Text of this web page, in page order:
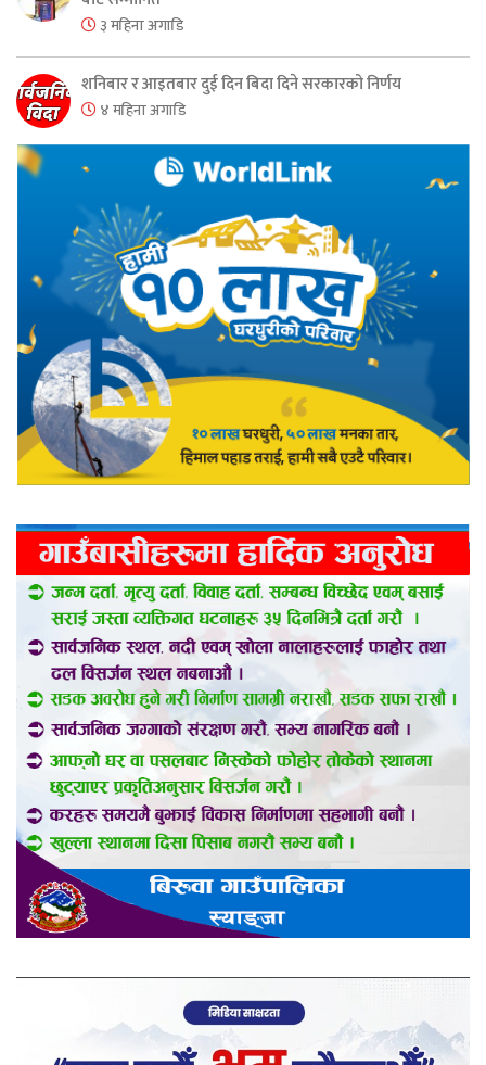
३ महिना अगाडि
शनिबार र आइतबार दुई दिन बिदा दिने सरकारको निर्णय
४ महिना अगाडि